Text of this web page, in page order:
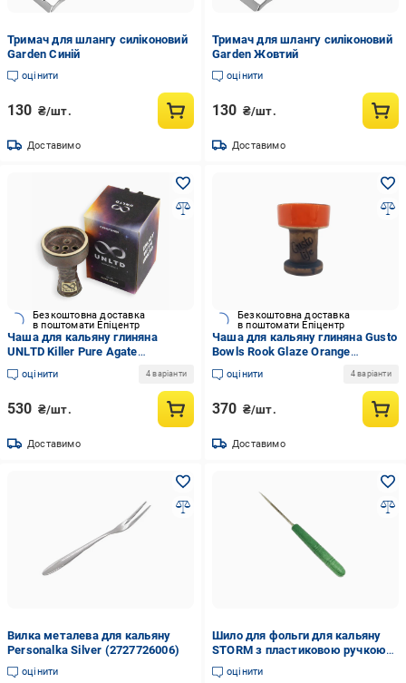
Тримач для шлангу силіконовий
Garden Синій
оцінити
130 ₴/шт.
Доставимо
Тримач для шлангу силіконовий
Garden Жовтий
оцінити
130 ₴/шт.
Доставимо
Безкоштовна доставка
в поштомати Епіцентр
Чаша для кальяну глиняна
UNLTD Killer Pure Agate
(31578028)
оцінити 4 варіанти
530 ₴/шт.
Доставимо
Безкоштовна доставка
в поштомати Епіцентр
Чаша для кальяну глиняна Gusto
Bowls Rook Glaze Orange
(31578031)
оцінити 4 варіанти
370 ₴/шт.
Доставимо
Вилка металева для кальяну
Personalka Silver (2727726006)
оцінити
Шило для фольги для кальяну
STORM з пластиковою ручкою
(2673495833)
оцінити